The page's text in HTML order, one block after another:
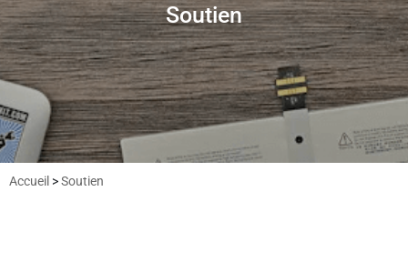
Soutien
Accueil >Soutien